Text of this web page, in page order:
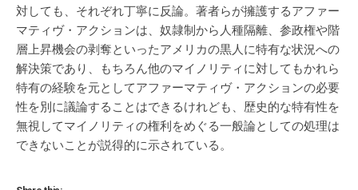
対しても、それぞれ丁寧に反論。著者らが擁護するアファー
マティヴ・アクションは、奴隷制から人種隔離、参政権や階
層上昇機会の剥奪といったアメリカの黒人に特有な状況への
解決策であり、もちろん他のマイノリティに対してもかれら
特有の経験を元としてアファーマティヴ・アクションの必要
性を別に議論することはできるけれども、歴史的な特有性を
無視してマイノリティの権利をめぐる一般論としての処理は
できないことが説得的に示されている。